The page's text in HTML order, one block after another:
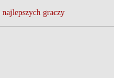
graczy